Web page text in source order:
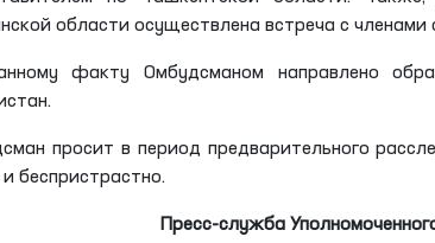
области осуществлена встреча с
факту Омбудсманом направлено
просит в период предварительного
беспристрастно.
Пресс-служба